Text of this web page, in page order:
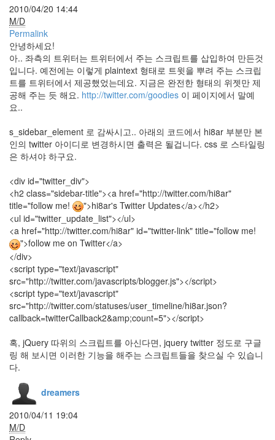
2010/04/20 14:44
M/D
Permalink
안녕하세요!
아.. 좌측의 트위터는 트위터에서 주는 스크립트를 삽입하여 만든것
입니다. 예전에는 이렇게 plaintext 형태로 트윗을 뿌려 주는 스크립
트를 트위터에서 제공했었는데요. 지금은 완전한 형태의 위젯만 제
공해 주는 듯 해요. http://twitter.com/goodies 이 페이지에서 말예
요..
s_sidebar_element 로 감싸시고.. 아래의 코드에서 hi8ar 부분만 본
인의 twitter 아이디로 변경하시면 출력은 될겁니다. css 로 스타일링
은 하셔야 하구요.
<div id="twitter_div">
<h2 class="sidebar-title"><a href="http://twitter.com/hi8ar"
title="follow me!
">hi8ar's Twitter Updates</a></h2>
<ul id="twitter_update_list"></ul>
<a href="http://twitter.com/hi8ar" id="twitter-link" title="follow me!
">follow me on Twitter</a>
</div>
<script type="text/javascript"
src="http://twitter.com/javascripts/blogger.js"></script>
<script type="text/javascript"
src="http://twitter.com/statuses/user_timeline/hi8ar.json?
callback=twitterCallback2&amp;count=5"></script>
혹, jQuery 따위의 스크립트를 아신다면, jquery twitter 정도로 구글
링 해 보시면 이러한 기능을 해주는 스크립트들을 찾으실 수 있습니
다.
dreamers
2010/04/11 19:04
M/D
Trackinfo
font-
weight
Foobar
Prison
Break
Comment
Christmas
rule
Plugin
Crazy
Ashanti
딴
이
윤
사
실
없
음
Olivia
Wilde
구
글
워
기
침
GnagXP
Patchwork